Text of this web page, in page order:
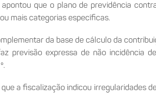
que o plano de previdência
mais categorias específicas.
da base de cálculo da
previsão expressa de não incidência
a fiscalização indicou irregularidades